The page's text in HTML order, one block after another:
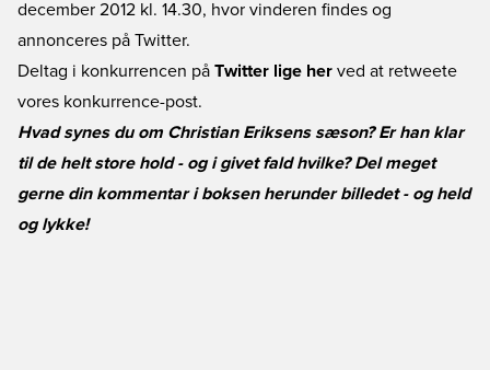
december 2012 kl. 14.30, hvor vinderen findes og
annonceres på Twitter.
Deltag i konkurrencen på Twitter lige her ved at retweete
vores konkurrence-post.
Hvad synes du om Christian Eriksens sæson? Er han klar
til de helt store hold - og i givet fald hvilke? Del meget
gerne din kommentar i boksen herunder billedet - og held
og lykke!